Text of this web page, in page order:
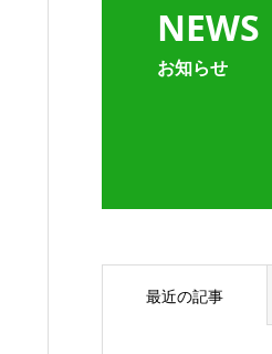
NEWS
お知らせ
最近の記事